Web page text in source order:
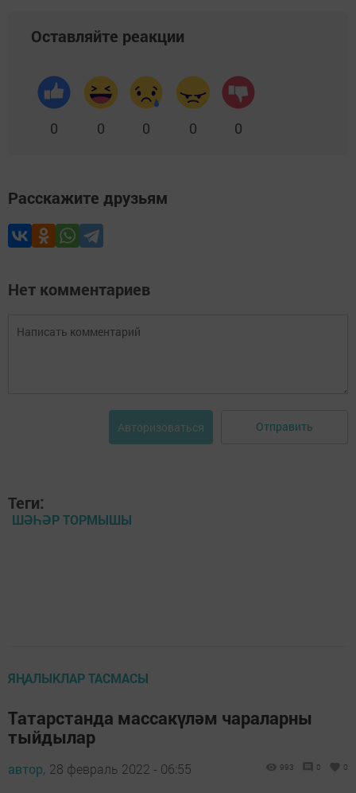
Оставляйте реакции
0 0 0 0 0
Расскажите друзьям
Нет комментариев
Авторизоваться Отправить
Теги:
ШӘҺӘР ТОРМЫШЫ
ЯҢАЛЫКЛАР ТАСМАСЫ
Татарстанда массакүләм чараларны
тыйдылар
автор, 28 февраль 2022 - 06:55 993 0 0